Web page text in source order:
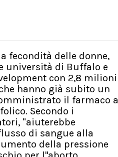
fecondità delle donne,
università di Buffalo e
con 2,8 milioni
hanno già subito un
il farmaco a
Secondo i
"aiuterebbe
di sangue alla
della pressione